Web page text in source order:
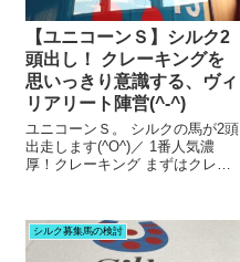
【ユニコーンＳ】シルク2
頭出し！ クレーキングを
思いっきり意識する、ヴィ
リアリート陣営(^-^)
ユニコーンＳ。 シルクの馬が2頭
出走します(^O^)／ 1番人気濃
厚！クレーキング まずはクレー
人気になりそう。 鞍上は、先週
香港でタスティエーラを勝利に
導いたレーン騎手。 今...
シルク募集馬の検討